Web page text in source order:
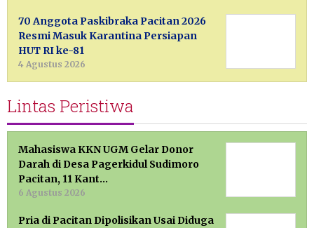
70 Anggota Paskibraka Pacitan 2026
Resmi Masuk Karantina Persiapan
HUT RI ke-81
4 Agustus 2026
Lintas Peristiwa
Mahasiswa KKN UGM Gelar Donor
Darah di Desa Pagerkidul Sudimoro
Pacitan, 11 Kant…
6 Agustus 2026
Pria di Pacitan Dipolisikan Usai Diduga